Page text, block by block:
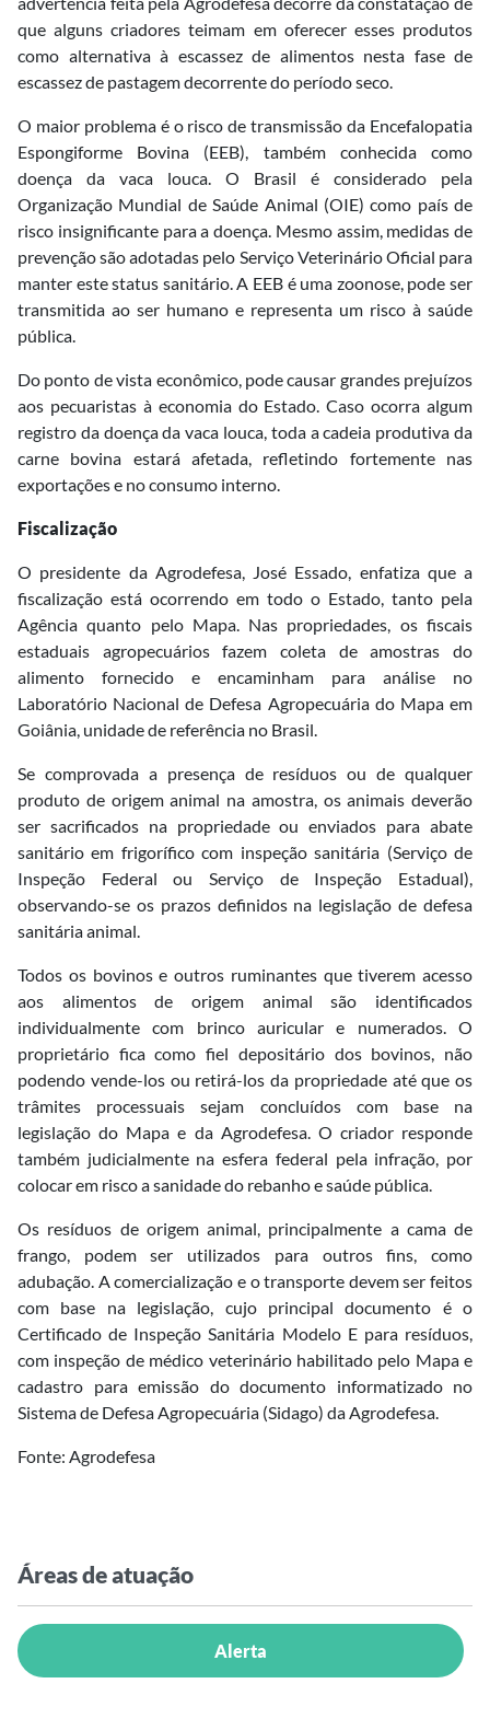
que alguns criadores teimam em oferecer esses produtos
como alternativa à escassez de alimentos nesta fase de
escassez de pastagem decorrente do período seco.
O maior problema é o risco de transmissão da Encefalopatia
Espongiforme Bovina (EEB), também conhecida como
doença da vaca louca. O Brasil é considerado pela
Organização Mundial de Saúde Animal (OIE) como país de
risco insignificante para a doença. Mesmo assim, medidas de
prevenção são adotadas pelo Serviço Veterinário Oficial para
manter este status sanitário. A EEB é uma zoonose, pode ser
transmitida ao ser humano e representa um risco à saúde
pública.
Do ponto de vista econômico, pode causar grandes prejuízos
aos pecuaristas à economia do Estado. Caso ocorra algum
registro da doença da vaca louca, toda a cadeia produtiva da
carne bovina estará afetada, refletindo fortemente nas
exportações e no consumo interno.
Fiscalização
O presidente da Agrodefesa, José Essado, enfatiza que a
fiscalização está ocorrendo em todo o Estado, tanto pela
Agência quanto pelo Mapa. Nas propriedades, os fiscais
estaduais agropecuários fazem coleta de amostras do
alimento fornecido e encaminham para análise no
Laboratório Nacional de Defesa Agropecuária do Mapa em
Goiânia, unidade de referência no Brasil.
Se comprovada a presença de resíduos ou de qualquer
produto de origem animal na amostra, os animais deverão
ser sacrificados na propriedade ou enviados para abate
sanitário em frigorífico com inspeção sanitária (Serviço de
Inspeção Federal ou Serviço de Inspeção Estadual),
observando-se os prazos definidos na legislação de defesa
sanitária animal.
Todos os bovinos e outros ruminantes que tiverem acesso
aos alimentos de origem animal são identificados
individualmente com brinco auricular e numerados. O
proprietário fica como fiel depositário dos bovinos, não
podendo vende-los ou retirá-los da propriedade até que os
trâmites processuais sejam concluídos com base na
legislação do Mapa e da Agrodefesa. O criador responde
também judicialmente na esfera federal pela infração, por
colocar em risco a sanidade do rebanho e saúde pública.
Os resíduos de origem animal, principalmente a cama de
frango, podem ser utilizados para outros fins, como
adubação. A comercialização e o transporte devem ser feitos
com base na legislação, cujo principal documento é o
Certificado de Inspeção Sanitária Modelo E para resíduos,
com inspeção de médico veterinário habilitado pelo Mapa e
cadastro para emissão do documento informatizado no
Sistema de Defesa Agropecuária (Sidago) da Agrodefesa.
Fonte: Agrodefesa
Áreas de atuação
Alerta